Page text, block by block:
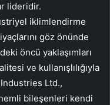
lideridir.
iklimlendirme
göz önünde
öncü yaklaşımları
ve kullanışlılığıyla
Ltd.,
bileşenleri kendi